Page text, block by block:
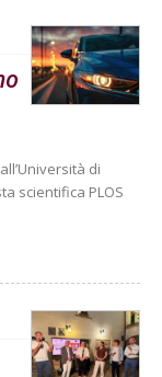
di
scientifica PLOS